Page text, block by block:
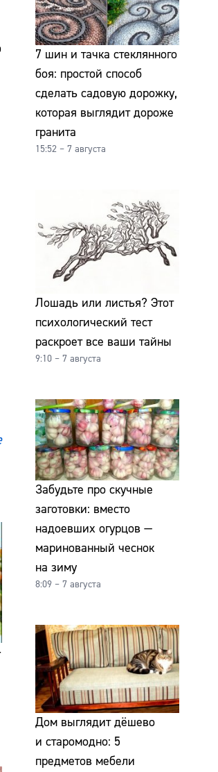
7 шин и тачка стеклянного
боя: простой способ
сделать садовую дорожку,
которая выглядит дороже
гранита
15:52 – 7 августа
Лошадь или листья? Этот
психологический тест
раскроет все ваши тайны
9:10 – 7 августа
Забудьте про скучные
заготовки: вместо
надоевших огурцов —
маринованный чеснок
на зиму
8:09 – 7 августа
Дом выглядит дёшево
и старомодно: 5
предметов мебели